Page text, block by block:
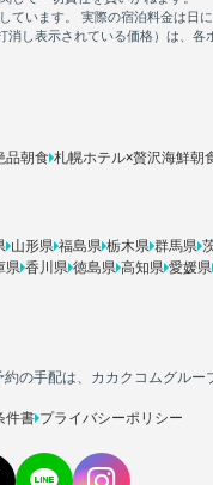
品朝食 札幌ホテル×贅沢海鮮朝
山形県 福島県 栃木県 群馬県
県 香川県 徳島県 高知県 愛媛県
の手配は、カカクコムグルー
件書 プライバシーポリシー